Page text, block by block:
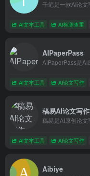
AI文本工具 AI检测查重
AIPaperPass
AI文本工具 AI论文写作
稿易AI论文写作
AI文本工具 AI论文写作
Aibiye